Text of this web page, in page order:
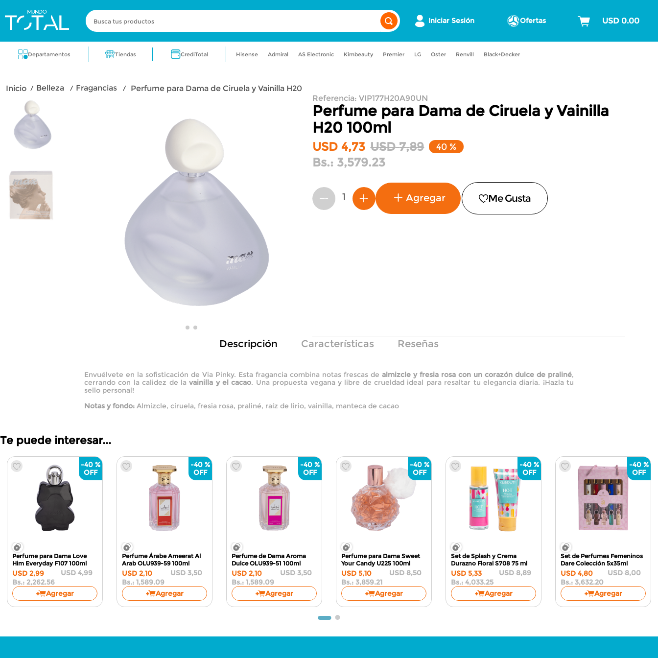
Busca tus productos
Iniciar Sesión Ofertas
Departamentos Tiendas CrediTotal Hisense Admiral AS Electronic Kimbeauty Premier LG Oster Renvill Black+Decker
belleza fragancias
Perfume para Dama de Ciruela y Vainilla H20
Referencia:VIP177H20A90UN
Perfume para Dama de Ciruela y Vainilla
H20 100ml
USD 4,73 USD 7,89 40 %
Bs.: 3,579.23
＋
－ Agregar
Descripción Características Reseñas
Envuélvete en la sofisticación de Via Pinky. Esta fragancia combina notas frescas de almizcle y fresia rosa con un corazón dulce de praliné,
cerrando con la calidez de lavainilla y el cacao. Una propuesta vegana y libre de crueldad ideal para resaltar tu elegancia diaria. ¡Hazla tu
sello personal!
Notas y fondo: Almizcle, ciruela, fresia rosa, praliné, raíz de lirio, vainilla, manteca de cacao
Te puede interesar...
-40 %
Perfume para Dama Love
Him Everyday F107 100ml
USD 2,99 USD 4,99
Bs.: 2,262.56
Agregar
-40 %
Perfume Árabe Ameerat Al
Arab OLU939-59 100ml
USD 2,10 USD 3,50
Bs.: 1,589.09
Agregar
-40 %
Perfume de Dama Aroma
Dulce OLU939-51 100ml
USD 2,10 USD 3,50
Bs.: 1,589.09
Agregar
-40 %
Perfume para Dama Sweet
Your Candy U225 100ml
USD 5,10 USD 8,50
Bs.: 3,859.21
Agregar
-40 %
Set de Splash y Crema
Durazno Floral S708 75 ml
USD 5,33 USD 8,89
Bs.: 4,033.25
Agregar
-40 %
Set de Perfumes Femeninos
Dare Colección 5x35ml
USD 4,80 USD 8,00
Bs.: 3,632.20
Agregar
Términos más buscados
fragancia
aire acondicionado licuadora nevera